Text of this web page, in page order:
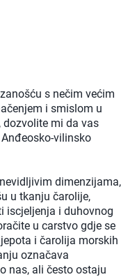
s nečim većim
i smislom u
dozvolite mi da vas
vilinsko
dimenzijama,
u tkanju čarolije,
iscjeljenja i duhovnog
u carstvo gdje se
i čarolija morskih
označava
nas, ali često ostaju